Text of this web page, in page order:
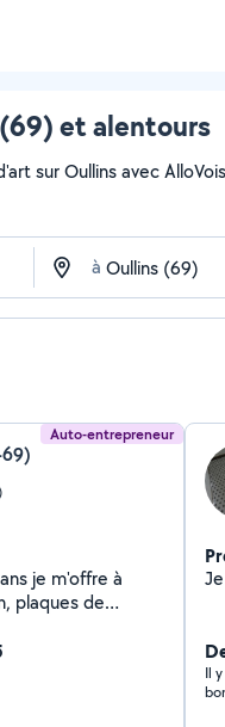
et alentours
sur Oullins avec
à
Auto-entrepreneur
je m'offre à
plaques de
Il